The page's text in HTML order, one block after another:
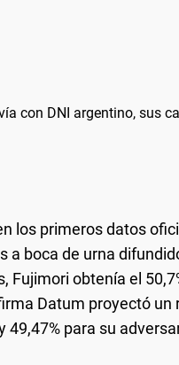
con DNI argentino, sus
los primeros datos
a boca de urna
Fujimori obtenía el
Datum proyectó un
para su